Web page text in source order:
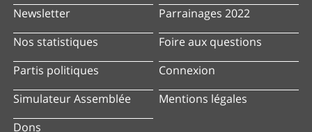
Newsletter
Nos statistiques
Partis politiques
Simulateur Assemblée
Dons
Parrainages 2022
Foire aux questions
Connexion
Mentions légales